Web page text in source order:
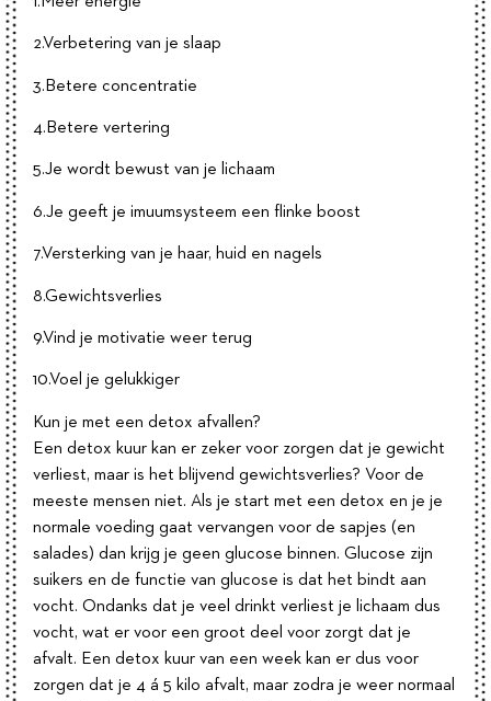
2.Verbetering van je slaap
3.Betere concentratie
4.Betere vertering
5.Je wordt bewust van je lichaam
6.Je geeft je imuumsysteem een flinke boost
7.Versterking van je haar, huid en nagels
8.Gewichtsverlies
9.Vind je motivatie weer terug
10.Voel je gelukkiger
Kun je met een detox afvallen?
Een detox kuur kan er zeker voor zorgen dat je gewicht
verliest, maar is het blijvend gewichtsverlies? Voor de
meeste mensen niet. Als je start met een detox en je je
normale voeding gaat vervangen voor de sapjes (en
salades) dan krijg je geen glucose binnen. Glucose zijn
suikers en de functie van glucose is dat het bindt aan
vocht. Ondanks dat je veel drinkt verliest je lichaam dus
vocht, wat er voor een groot deel voor zorgt dat je
afvalt. Een detox kuur van een week kan er dus voor
zorgen dat je 4 á 5 kilo afvalt, maar zodra je weer normaal